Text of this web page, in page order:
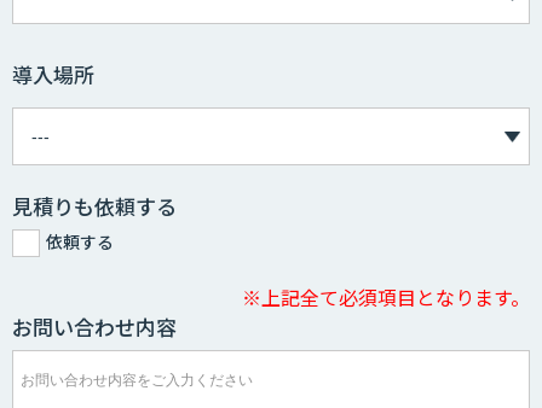
導入場所
見積りも依頼する
依頼する
※上記全て必須項目となります。
お問い合わせ内容